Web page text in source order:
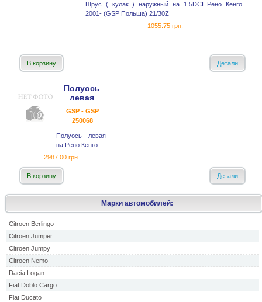
Марки автомобилей:
Citroen Berlingo
Citroen Jumper
Citroen Jumpy
Citroen Nemo
Dacia Logan
Fiat Doblo Cargo
Fiat Ducato
Шрус ( кулак ) наружный на 1.5DCI Рено Кенго
2001- (GSP Польша) 21/30Z
1055.75 грн.
В корзину Детали
Полуось
левая
GSP - GSP
250068
Полуось левая
на Рено Кенго
2987.00 грн.
В корзину Детали